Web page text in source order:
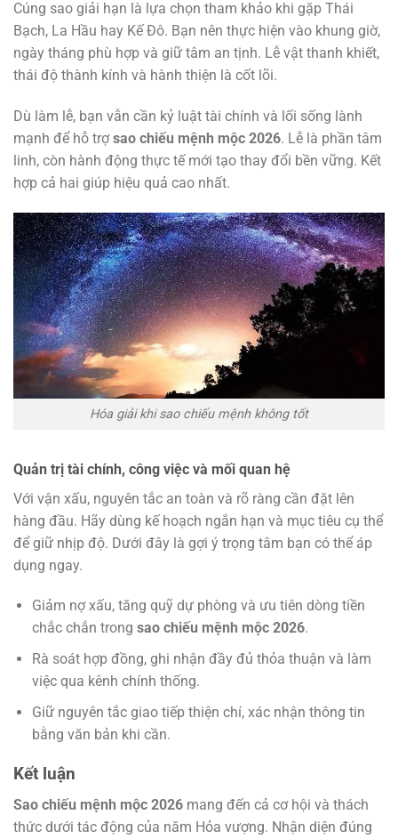
Cúng sao giải hạn là lựa chọn tham khảo khi gặp Thái
Bạch, La Hầu hay Kế Đô. Bạn nên thực hiện vào khung giờ,
ngày tháng phù hợp và giữ tâm an tịnh. Lễ vật thanh khiết,
thái độ thành kính và hành thiện là cốt lõi.
Dù làm lễ, bạn vẫn cần kỷ luật tài chính và lối sống lành
mạnh để hỗ trợsao chiếu mệnh mộc 2026. Lễ là phần tâm
linh, còn hành động thực tế mới tạo thay đổi bền vững. Kết
hợp cả hai giúp hiệu quả cao nhất.
Hóa giải khi sao chiếu mệnh không tốt
Quản trị tài chính, công việc và mối quan hệ
Với vận xấu, nguyên tắc an toàn và rõ ràng cần đặt lên
hàng đầu. Hãy dùng kế hoạch ngắn hạn và mục tiêu cụ thể
để giữ nhịp độ. Dưới đây là gợi ý trọng tâm bạn có thể áp
dụng ngay.
Giảm nợ xấu, tăng quỹ dự phòng và ưu tiên dòng tiền
chắc chắn trong sao chiếu mệnh mộc 2026.
Rà soát hợp đồng, ghi nhận đầy đủ thỏa thuận và làm
việc qua kênh chính thống.
Giữ nguyên tắc giao tiếp thiện chí, xác nhận thông tin
bằng văn bản khi cần.
Kết luận
Sao chiếu mệnh mộc 2026 mang đến cả cơ hội và thách
thức dưới tác động của năm Hỏa vượng. Nhận diện đúng